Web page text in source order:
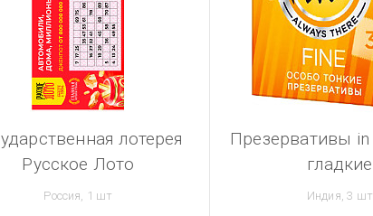
лотерея
Русское Лото
Россия, 1 шт
Презервативы in
гладкие
Индия, 3 шт